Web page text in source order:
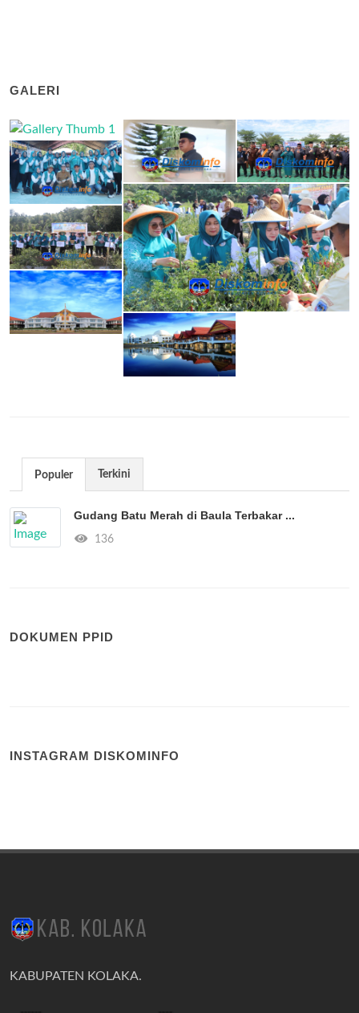
GALERI
Populer Terkini
Gudang Batu Merah di Baula Terbakar ...
136
DOKUMEN PPID
INSTAGRAM DISKOMINFO
KABUPATEN KOLAKA.